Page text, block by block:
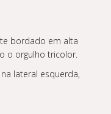
bordado em alta
o orgulho tricolor.
lateral esquerda,